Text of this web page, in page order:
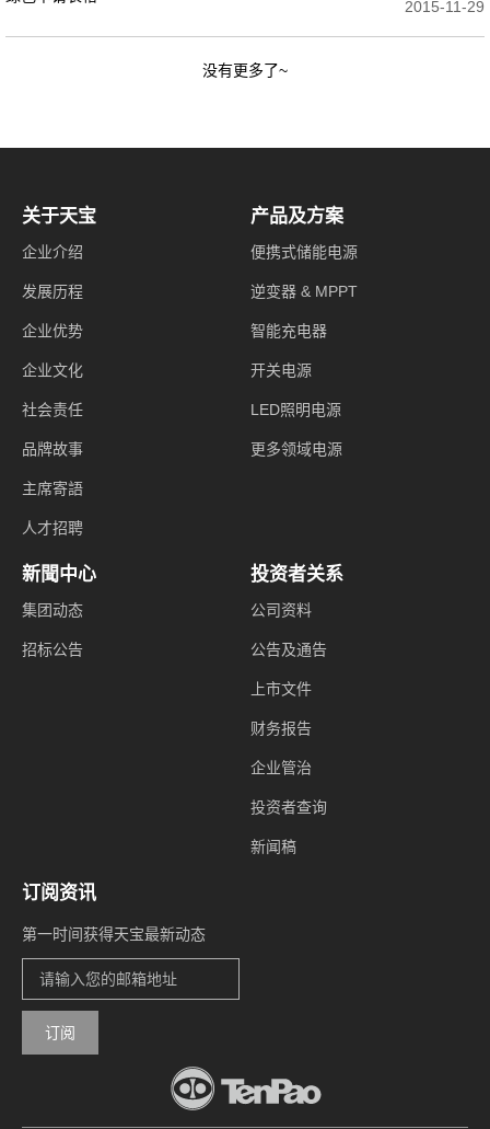
2015-11-29
没有更多了~
关于天宝
企业介绍
发展历程
企业优势
企业文化
社会责任
品牌故事
主席寄語
人才招聘
产品及方案
便携式储能电源
逆变器 & MPPT
智能充电器
开关电源
LED照明电源
更多领域电源
新聞中心
集团动态
招标公告
投资者关系
公司资料
公告及通告
上市文件
财务报告
企业管治
投资者查询
新闻稿
订阅资讯
第一时间获得天宝最新动态
订阅